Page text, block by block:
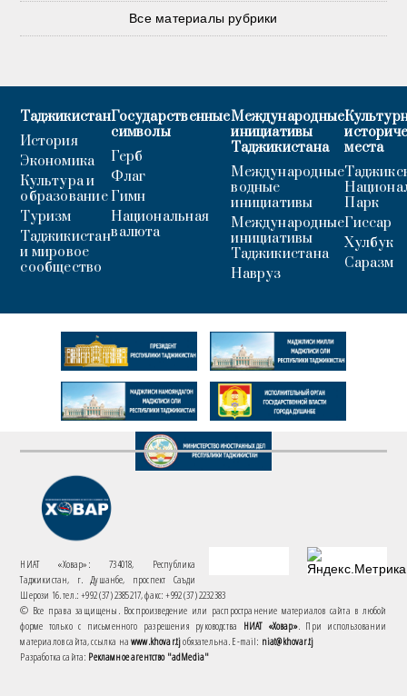
Все материалы рубрики
Таджикистан
История
Экономика
Культура и
образование
Туризм
Таджикистан
и мировое
сообщество
Государственные
символы
Герб
Флаг
Гимн
Национальная
валюта
Международные
инициативы
Таджикистана
Международные
водные
инициативы
Международные
инициативы
Таджикистана
Навруз
места
Парк
Гиссар
Хулбук
Саразм
НИАТ «Ховар»: 734018, Республика
Таджикистан, г. Душанбе, проспект Саъди
Шерози 16. тел.: +992 (37) 2385217, факс: +992 (37) 2232383
© Все права защищены. Воспроизведение или распространение материалов сайта в любой
форме только с письменного разрешения руководства НИАТ «Ховар». При использовании
материалов сайта, ссылка наwww.khovar.tjобязательна. E-mail: niat@khovar.tj
Разработка сайта: Рекламное агентство "adMedia"